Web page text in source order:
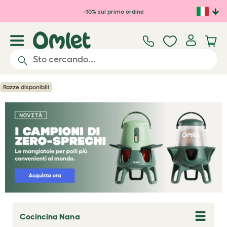
Passa al contenuto principale
-10% sul primo ordine
Razze disponibili
Cocincina Nana
T